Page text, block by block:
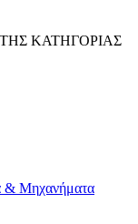
ΚΑΤΗΓΟΡΙΑΣ
& Μηχανήματα